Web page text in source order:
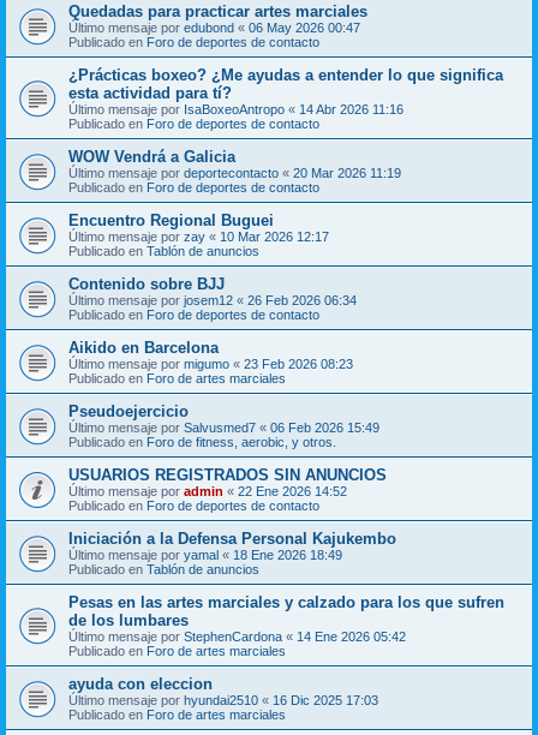
Quedadas para practicar artes marciales
Último mensaje por edubond « 06 May 2026 00:47
Publicado en Foro de deportes de contacto
¿Prácticas boxeo? ¿Me ayudas a entender lo que significa
esta actividad para tí?
Último mensaje por IsaBoxeoAntropo « 14 Abr 2026 11:16
Publicado en Foro de deportes de contacto
WOW Vendrá a Galicia
Último mensaje por deportecontacto « 20 Mar 2026 11:19
Publicado en Foro de deportes de contacto
Encuentro Regional Buguei
Último mensaje por zay « 10 Mar 2026 12:17
Publicado en Tablón de anuncios
Contenido sobre BJJ
Último mensaje por josem12 « 26 Feb 2026 06:34
Publicado en Foro de deportes de contacto
Aikido en Barcelona
Último mensaje por migumo « 23 Feb 2026 08:23
Publicado en Foro de artes marciales
Pseudoejercicio
Último mensaje por Salvusmed7 « 06 Feb 2026 15:49
Publicado en Foro de fitness, aerobic, y otros.
USUARIOS REGISTRADOS SIN ANUNCIOS
Último mensaje por admin « 22 Ene 2026 14:52
Publicado en Foro de deportes de contacto
Iniciación a la Defensa Personal Kajukembo
Último mensaje por yamal « 18 Ene 2026 18:49
Publicado en Tablón de anuncios
Pesas en las artes marciales y calzado para los que sufren
de los lumbares
Último mensaje por StephenCardona « 14 Ene 2026 05:42
Publicado en Foro de artes marciales
ayuda con eleccion
Último mensaje por hyundai2510 « 16 Dic 2025 17:03
Publicado en Foro de artes marciales